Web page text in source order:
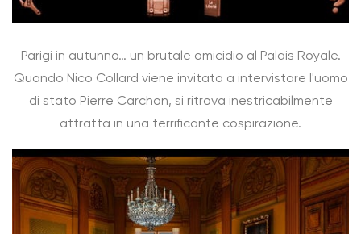
Parigi in autunno… un brutale omicidio al Palais Royale.
Quando Nico Collard viene invitata a intervistare l'uomo
di stato Pierre Carchon, si ritrova inestricabilmente
attratta in una terrificante cospirazione.